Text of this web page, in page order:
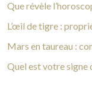
Que révèle
L’œil de tigre :
Mars en taureau :
Quel est votre signe